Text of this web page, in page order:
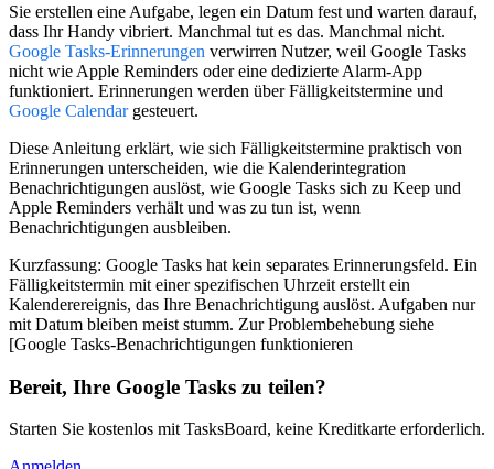
Sie erstellen eine Aufgabe, legen ein Datum fest und warten darauf,
dass Ihr Handy vibriert. Manchmal tut es das. Manchmal nicht.
Google Tasks-Erinnerungen verwirren Nutzer, weil Google Tasks
nicht wie Apple Reminders oder eine dedizierte Alarm-App
funktioniert. Erinnerungen werden über Fälligkeitstermine und
Google Calendargesteuert.
Diese Anleitung erklärt, wie sich Fälligkeitstermine praktisch von
Erinnerungen unterscheiden, wie die Kalenderintegration
Benachrichtigungen auslöst, wie Google Tasks sich zu Keep und
Apple Reminders verhält und was zu tun ist, wenn
Benachrichtigungen ausbleiben.
Kurzfassung: Google Tasks hat kein separates Erinnerungsfeld. Ein
Fälligkeitstermin mit einerspezifischen Uhrzeit erstellt ein
Kalenderereignis, das Ihre Benachrichtigung auslöst. Aufgaben nur
mit Datum bleiben meist stumm. Zur Problembehebung siehe
[Google Tasks-Benachrichtigungen funktionieren
Bereit, Ihre Google Tasks zu teilen?
Starten Sie kostenlos mit TasksBoard, keine Kreditkarte erforderlich.